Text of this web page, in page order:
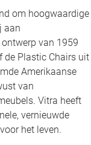
om hoogwaardige
aan
van 1959
de Plastic Chairs uit
Amerikaanse
van
Vitra heeft
vernieuwde
het leven.